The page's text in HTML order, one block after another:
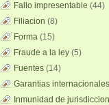
Fallo impresentable (44)
Filiacion (8)
Forma (15)
Fraude a la ley (5)
Fuentes (14)
Garantias internacionales
Inmunidad de jurisdiccion